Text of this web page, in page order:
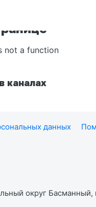
not a function
каналах
данных
округ